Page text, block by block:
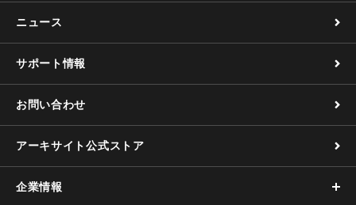
ニュース
サポート情報
お問い合わせ
アーキサイト公式ストア
企業情報